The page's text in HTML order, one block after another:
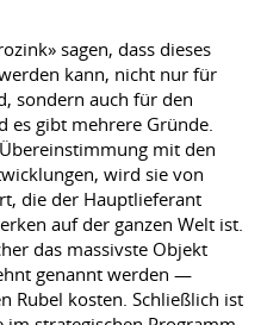
sagen, dass dieses
kann, nicht nur für
sondern auch für den
es gibt mehrere Gründe.
mit den
wird sie von
die der Hauptlieferant
auf der ganzen Welt ist.
das massivste Objekt
genannt werden —
Rubel kosten. Schließlich ist